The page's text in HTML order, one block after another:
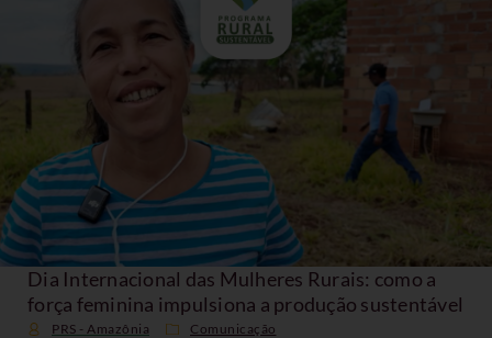
Dia Internacional das Mulheres Rurais: como a
força feminina impulsiona a produção sustentável
PRS - Amazônia Comunicação